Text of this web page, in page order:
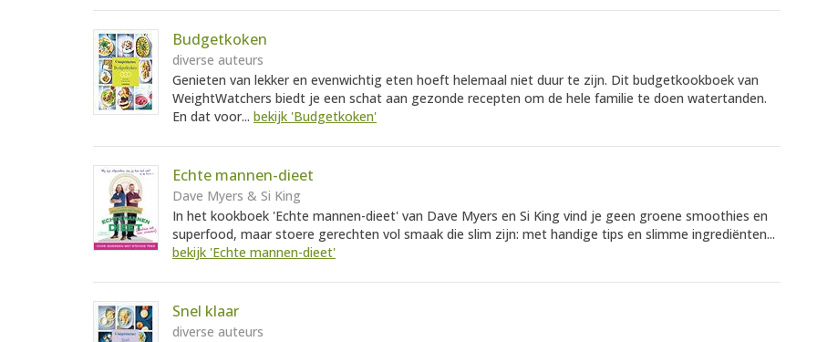
Budgetkoken
diverse auteurs
Genieten van lekker en evenwichtig eten hoeft helemaal niet duur te zijn. Dit budgetkookboek van
WeightWatchers biedt je een schat aan gezonde recepten om de hele familie te doen watertanden.
En dat voor... bekijk 'Budgetkoken'
Echte mannen-dieet
Dave Myers & Si King
In het kookboek 'Echte mannen-dieet' van Dave Myers en Si King vind je geen groene smoothies en
superfood, maar stoere gerechten vol smaak die slim zijn: met handige tips en slimme ingrediënten...
bekijk 'Echte mannen-dieet'
Snel klaar
diverse auteurs